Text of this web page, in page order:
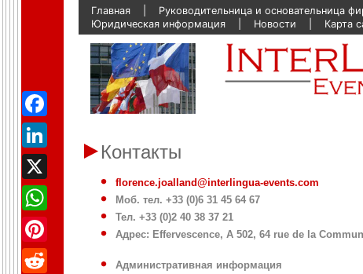
Главная Руководительница и основательница
Юридическая информация
Новости Карта
Контакты
florence.joalland@interlingua-events.com
Моб. тел. +33 (0)6 31 45 64 67
Тел. +33 (0)2 40 38 37 21
Адрес: Effervescence, A 502, 64 rue de la
Административная информация
Facebook
LinkedIn
X
WhatsApp
Pinterest